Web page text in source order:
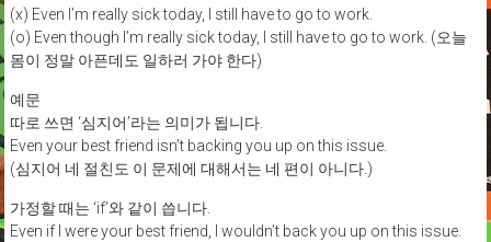
(x) Even I’m really sick today, I still have to go to work.
(o) Even though I’m really sick today, I still have to go to work. (오늘
몸이 정말 아픈데도 일하러 가야 한다)
예문
따로 쓰면 ‘심지어’라는 의미가 됩니다.
Even your best friend isn’t backing you up on this issue.
(심지어 네 절친도 이 문제에 대해서는 네 편이 아니다.)
가정할 때는 ‘if’와 같이 씁니다.
Even if I were your best friend, I wouldn’t back you up on this issue.